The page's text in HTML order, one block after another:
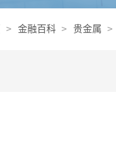
金融百科 贵金属